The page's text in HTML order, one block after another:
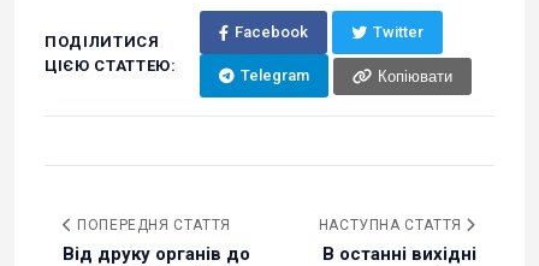
ПОДІЛИТИСЯ
ЦІЄЮ СТАТТЕЮ:
Facebook Twitter
Telegram Копіювати
ПОПЕРЕДНЯ СТАТТЯ
Від друку органів до
НАСТУПНА СТАТТЯ
В останні вихідні